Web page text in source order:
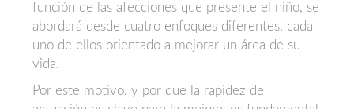
función de las afecciones que presente el niño, se
abordará desde cuatro enfoques diferentes, cada
uno de ellos orientado a mejorar un área de su
vida.
Por este motivo, y por que la rapidez de